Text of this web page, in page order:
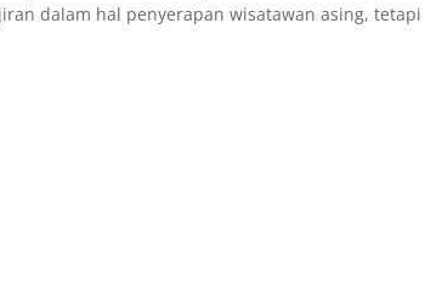
dalam hal penyerapan wisatawan asing, tetapi